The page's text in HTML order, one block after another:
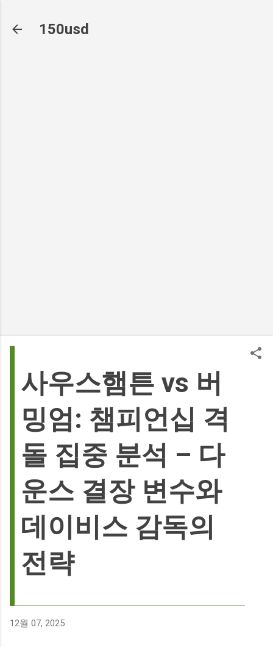
150usd
사우스햄튼 vs 버
밍엄: 챔피언십 격
돌 집중 분석 – 다
운스 결장 변수와
데이비스 감독의
전략
12월 07, 2025